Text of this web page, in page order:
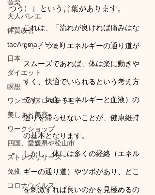
音楽
大人バレエ
体質改善
taeAromaメソッド
日本
ダイエット
瞑想
ワンコのアロマテラピー
美しさと美容
ワークショップ
四国、愛媛県や松山市
ストレスリリース
免疫
コロナウイルス
つう）」という言葉があります。
これは、「流れが良ければ痛みはな
い」、つまりエネルギーの通り道が
スムーズであれば、体は楽に動きや
すく、快適でいられるという考え方
です。気血（エネルギーと血液）の
巡りを滞らせないことが、健康維持
の基本となります。
しかし、体には多くの経絡（エネル
ギーの通り道）やツボがあり、どこ
を刺激すれば良いのかを見極めるの